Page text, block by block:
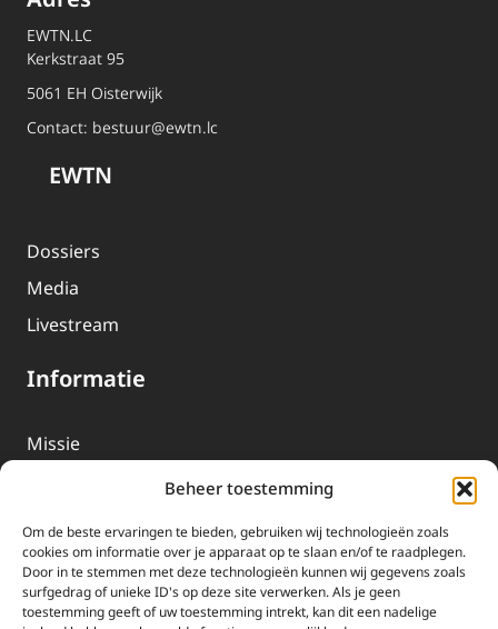
Beheer toestemming
Om de beste ervaringen te bieden, gebruiken wij technologieën zoals
cookies om informatie over je apparaat op te slaan en/of te raadplegen.
Door in te stemmen met deze technologieën kunnen wij gegevens zoals
surfgedrag of unieke ID's op deze site verwerken. Als je geen
toestemming geeft of uw toestemming intrekt, kan dit een nadelige
EWTN.LC
Kerkstraat 95
5061 EH Oisterwijk
Contact: bestuur@ewtn.lc
EWTN
Dossiers
Media
Livestream
Informatie
Missie
EWTN-Team
Organisatiegegevens